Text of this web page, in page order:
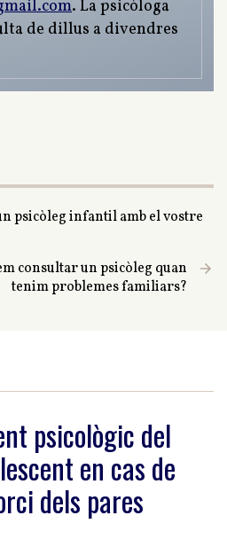
. La psicòloga
de dillus a divendres
psicòleg infantil amb el vostre
consultar un psicòleg quan
tenim problemes familiars?
psicològic del
en cas de
dels pares